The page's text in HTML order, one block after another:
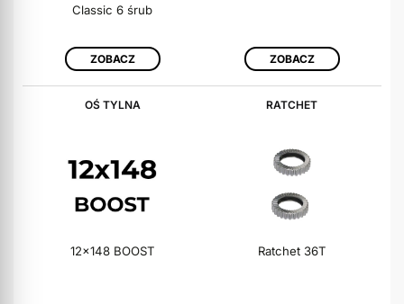
Classic 6 śrub
ZOBACZ ZOBACZ
OŚ TYLNA
12x148 BOOST
RATCHET
Ratchet 36T